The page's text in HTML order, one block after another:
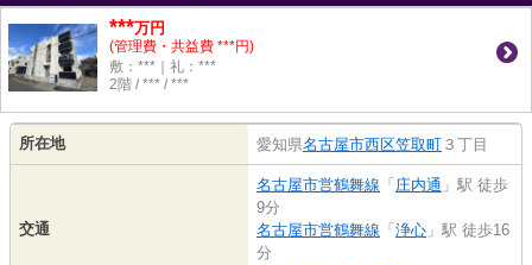
***万円
(管理費・共益費 ***円)
敷：***｜礼：***
2階 / *** / ***
所在地 愛知県名古屋市西区笠取町 ３丁目
交通
名古屋市営鶴舞線 「 庄内通 」駅 徒歩
9分
名古屋市営鶴舞線 「 浄心 」駅 徒歩16
分